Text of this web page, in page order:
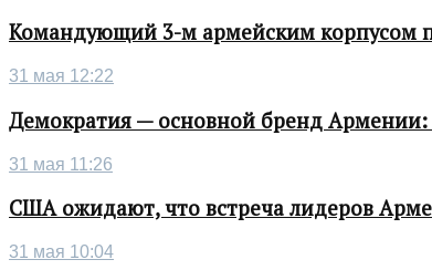
Командующий 3-м армейским корпусом
31 мая 12:22
Демократия — основной бренд
31 мая 11:26
США ожидают, что встреча лидеров
31 мая 10:04